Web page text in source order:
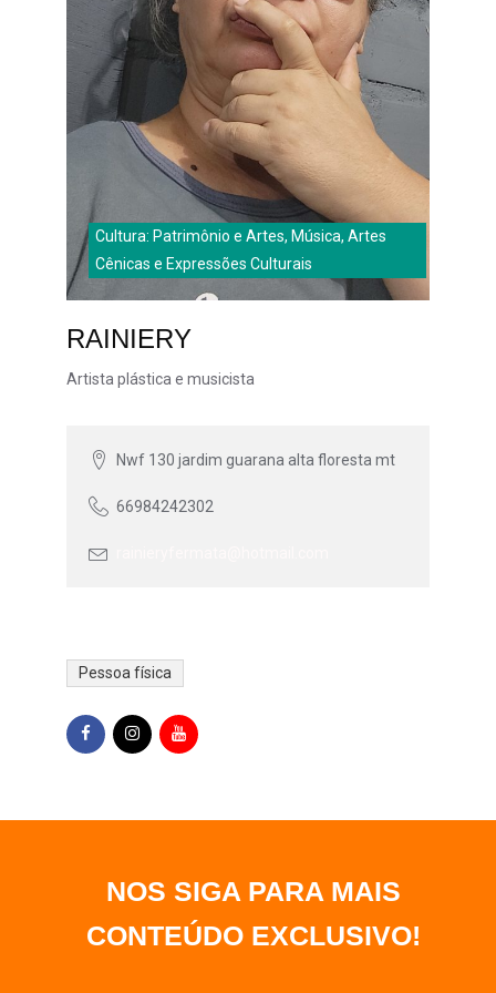
Cultura: Patrimônio e Artes, Música, Artes
Cênicas e Expressões Culturais
RAINIERY
Artista plástica e musicista
Nwf 130 jardim guarana alta floresta mt
66984242302
Pessoa física
NOS SIGA PARA MAIS
CONTEÚDO EXCLUSIVO!